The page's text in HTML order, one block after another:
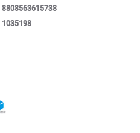
8808563615738
1035198